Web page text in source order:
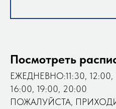
Посмотреть
ЕЖЕДНЕВНО:11:30, 12:00,
16:00, 19:00, 20:00
ПОЖАЛУЙСТА,